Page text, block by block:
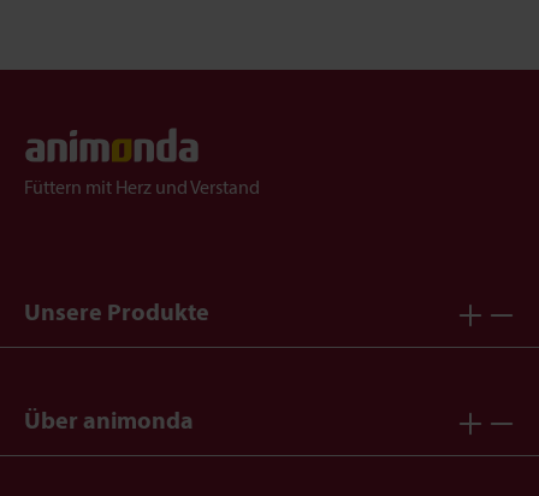
Füttern mit Herz und Verstand
Unsere Produkte
Über animonda